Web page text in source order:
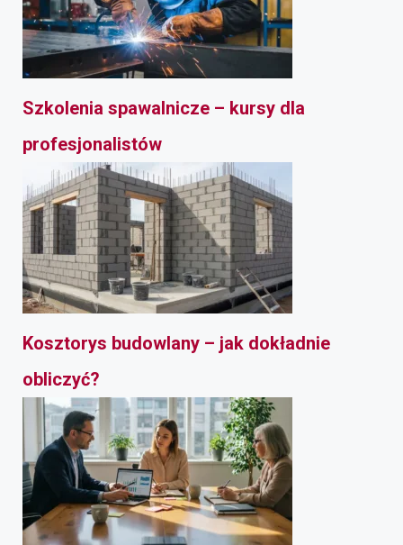
Szkolenia spawalnicze – kursy dla
profesjonalistów
Kosztorys budowlany – jak dokładnie
obliczyć?